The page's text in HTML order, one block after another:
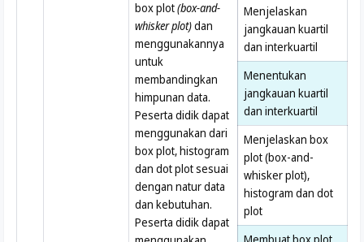
box plot(box-and-
whisker plot)dan
menggunakannya
untuk
membandingkan
himpunan data.
Peserta didik dapat
menggunakan dari
box plot, histogram
dan dot plot sesuai
dengan natur data
dan kebutuhan.
Peserta didik dapat
Menjelaskan
jangkauan kuartil
dan interkuartil
Menentukan
jangkauan kuartil
dan interkuartil
Menjelaskan box
plot (box-and-
whisker plot),
histogram dan dot
plot